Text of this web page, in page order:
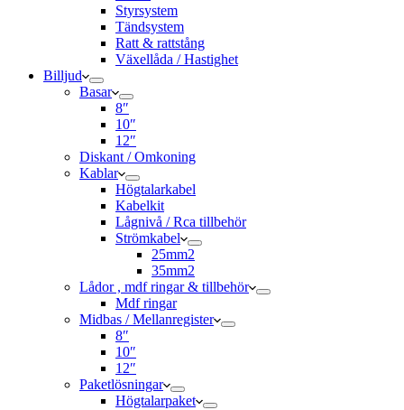
Styrsystem
Tändsystem
Ratt & rattstång
Växellåda / Hastighet
Billjud
Basar
8″
10″
12″
Diskant / Omkoning​
Kablar
Högtalarkabel
Kabelkit
Lågnivå / Rca tillbehör
Strömkabel
25mm2
35mm2
Lådor , mdf ringar & tillbehör
Mdf ringar
Midbas / Mellanregister
8″
10″
12″
Paketlösningar
Högtalarpaket